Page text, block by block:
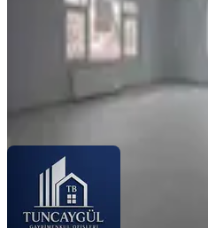
18.000 ₺ 20.000
TUNCAYGÜL